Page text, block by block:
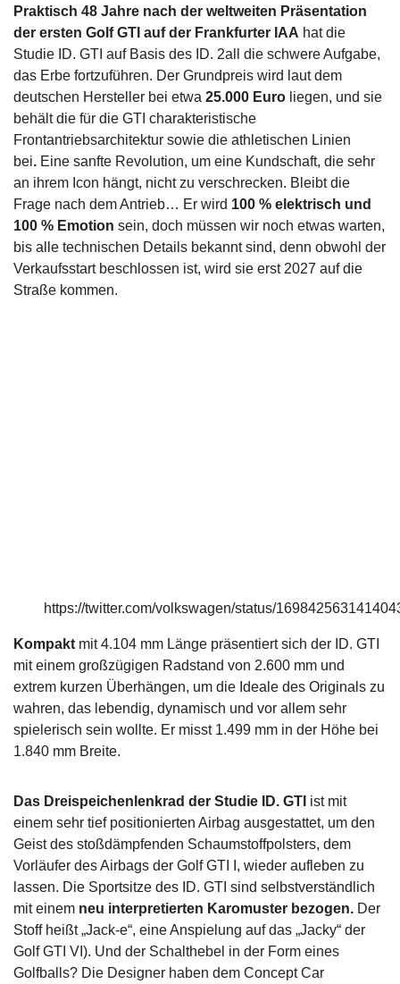
Praktisch 48 Jahre nach der weltweiten Präsentation
der ersten Golf GTI auf der Frankfurter IAA hat die
Studie ID. GTI auf Basis des ID. 2all die schwere Aufgabe,
das Erbe fortzuführen. Der Grundpreis wird laut dem
deutschen Hersteller bei etwa 25.000 Euro liegen, und sie
behält die für die GTI charakteristische
Frontantriebsarchitektur sowie die athletischen Linien
bei. Eine sanfte Revolution, um eine Kundschaft, die sehr
an ihrem Icon hängt, nicht zu verschrecken. Bleibt die
Frage nach dem Antrieb… Er wird 100 % elektrisch und
100 % Emotion sein, doch müssen wir noch etwas warten,
bis alle technischen Details bekannt sind, denn obwohl der
Verkaufsstart beschlossen ist, wird sie erst 2027 auf die
Straße kommen.
https://twitter.com/volkswagen/status/
Kompaktmit 4.104 mm Länge präsentiert sich der ID. GTI
mit einem großzügigen Radstand von 2.600 mm und
extrem kurzen Überhängen, um die Ideale des Originals zu
wahren, das lebendig, dynamisch und vor allem sehr
spielerisch sein wollte. Er misst 1.499 mm in der Höhe bei
1.840 mm Breite.
Das Dreispeichenlenkrad der Studie ID. GTI ist mit
einem sehr tief positionierten Airbag ausgestattet, um den
Geist des stoßdämpfenden Schaumstoffpolsters, dem
Vorläufer des Airbags der Golf GTI I, wieder aufleben zu
lassen. Die Sportsitze des ID. GTI sind selbstverständlich
mit einem neu interpretierten Karomuster bezogen. Der
Stoff heißt „Jack-e“, eine Anspielung auf das „Jacky“ der
Golf GTI VI). Und der Schalthebel in der Form eines
Golfballs? Die Designer haben dem Concept Car